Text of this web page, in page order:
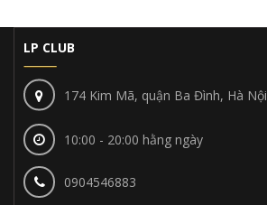
LP CLUB
174 Kim Mã, quận Ba Đình, Hà Nội
10:00 - 20:00 hằng ngày
0904546883